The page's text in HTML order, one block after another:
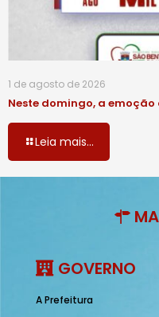
1 de agosto de 2026
Neste domingo, a
Leia mais...
GOVERNO
A Prefeitura